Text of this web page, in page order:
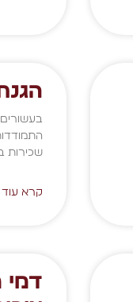
שכירות
קרא
דמי